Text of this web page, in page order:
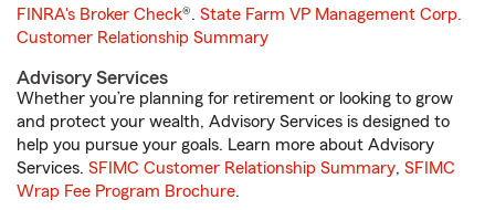
FINRA's Broker Check®. State Farm VP Management Corp.
Customer Relationship Summary
Advisory Services
Whether you’re planning for retirement or looking to grow
and protect your wealth, Advisory Services is designed to
help you pursue your goals. Learn more about Advisory
Services. SFIMC Customer Relationship Summary, SFIMC
Wrap Fee Program Brochure.